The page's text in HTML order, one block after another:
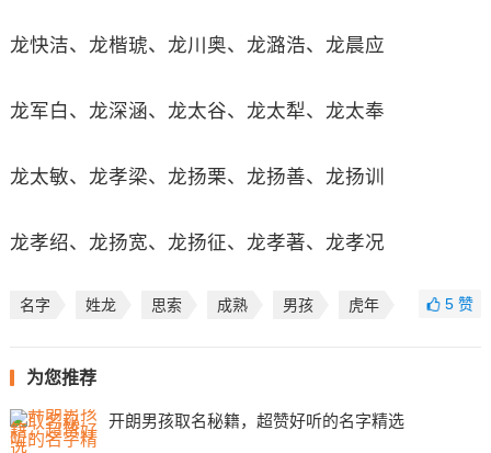
龙快洁、龙楷琥、龙川奥、龙潞浩、龙晨应
龙军白、龙深涵、龙太谷、龙太犁、龙太奉
龙太敏、龙孝梁、龙扬栗、龙扬善、龙扬训
龙孝绍、龙扬宽、龙扬征、龙孝著、龙孝况
名字 姓龙 思索 成熟 男孩 虎年 5赞
为您推荐
开朗男孩取名秘籍，超赞好听的名字精选